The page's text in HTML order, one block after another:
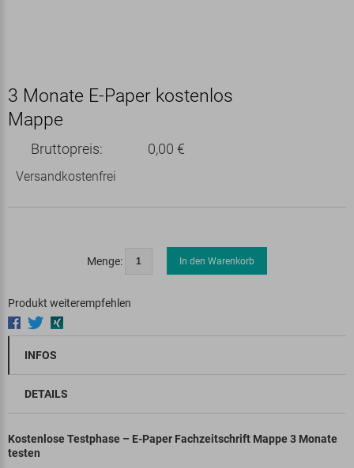
3 Monate E-Paper kostenlos
Mappe
Bruttopreis: 0,00 €
Versandkostenfrei
Menge: In den Warenkorb
Produkt weiterempfehlen
INFOS
DETAILS
Kostenlose Testphase – E-Paper Fachzeitschrift Mappe 3 Monate
testen